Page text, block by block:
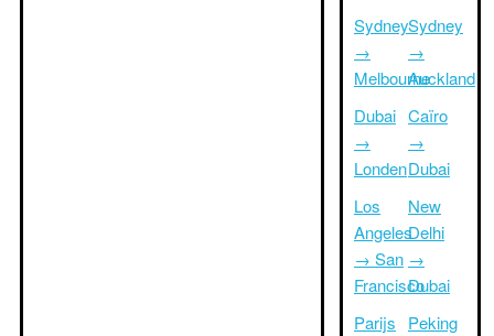
Sydney
→
Melbourne
Dubai
→
Londen
Los
Angeles
→ San
Francisco
Parijs
Sydney
→
Auckland
Caïro
→
Dubai
New
Delhi
→
Dubai
Peking